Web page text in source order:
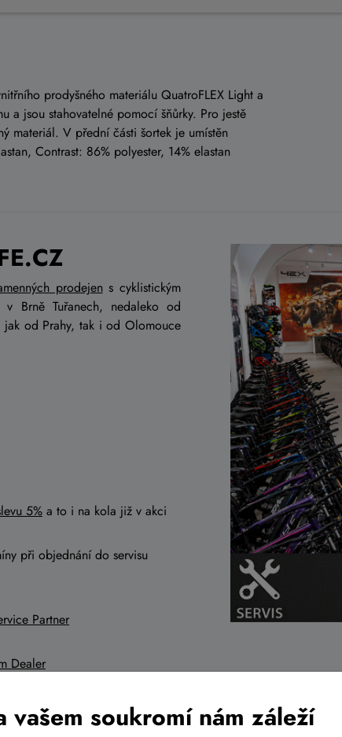
prodyšného materiálu QuatroFLEX Light a
a jsou stahovatelné pomocí šňůrky. Pro jestě
materiál. V přední části šortek je umístěn
Contrast: 86% polyester, 14% elastan
prodejens cyklistickým
Brně Tuřanech, nedaleko od
jak od Prahy, tak i od Olomouce
5% a to i na kola již v akci
při objednání do servisu
Partner
Dealer
vašem soukromí nám záleží